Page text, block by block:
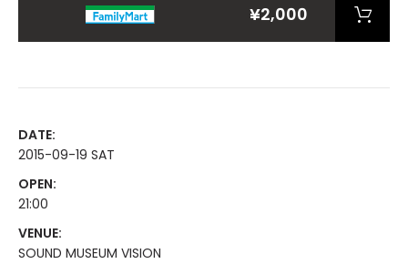
¥2,000
DATE:
2015-09-19 SAT
OPEN:
21:00
VENUE:
SOUND MUSEUM VISION